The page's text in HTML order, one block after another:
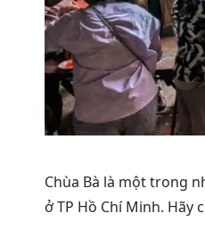
Chùa Bà là một trong
ở TP Hồ Chí Minh. Hãy